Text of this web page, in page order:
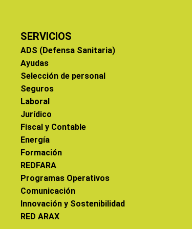
SERVICIOS
ADS (Defensa Sanitaria)
Ayudas
Selección de personal
Seguros
Laboral
Jurídico
Fiscal y Contable
Energía
Formación
REDFARA
Programas Operativos
Comunicación
Innovación y Sostenibilidad
RED ARAX